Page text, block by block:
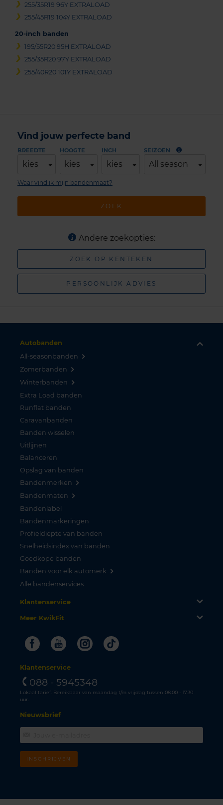
255/35R19 96Y EXTRALOAD
255/45R19 104Y EXTRALOAD
20-inch banden
195/55R20 95H EXTRALOAD
255/35R20 97Y EXTRALOAD
255/40R20 101Y EXTRALOAD
Vind jouw perfecte band
BREEDTE
kies
HOOGTE
kies
INCH
kies
SEIZOEN
All season
ZOEK
Waar vind ik mijn bandenmaat?
Andere zoekopties:
ZOEK OP KENTEKEN
PERSOONLIJK ADVIES
Autobanden
All-seasonbanden
Zomerbanden
Winterbanden
Extra Load banden
Runflat banden
Caravanbanden
Banden wisselen
Uitlijnen
Balanceren
Opslag van banden
Bandenmerken
Bandenmaten
Bandenlabel
Bandenmarkeringen
Profieldiepte van banden
Snelheidsindex van banden
Goedkope banden
Banden voor elk automerk
Alle bandenservices
Klantenservice
Meer KwikFit
FacebookYoutubeInstagram
Tiktok
Klantenservice
088 - 5945348
Lokaal tarief. Bereikbaar van maandag t/m vrijdag tussen 08.00 - 17.30
uur.
Nieuwsbrief
INSCHRIJVEN